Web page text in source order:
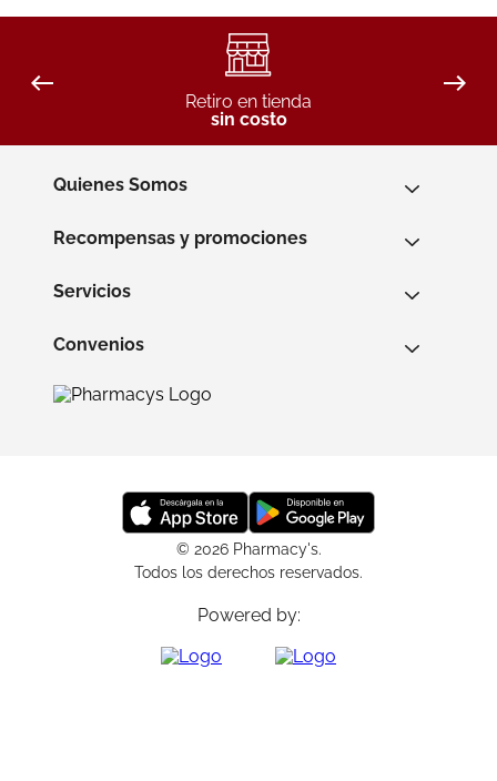
Retiro en tienda
sin costo
Quienes Somos
Recompensas y promociones
Servicios
Convenios
© 2026 Pharmacy's.
Todos los derechos reservados.
Powered by: